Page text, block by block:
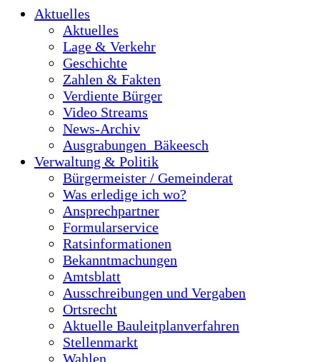
Aktuelles
Aktuelles
Lage & Verkehr
Geschichte
Zahlen & Fakten
Verdiente Bürger
Video Streams
News-Archiv
Ausgrabungen_Bäkeesch
Verwaltung & Politik
Bürgermeister / Gemeinderat
Was erledige ich wo?
Ansprechpartner
Formularservice
Ratsinformationen
Bekanntmachungen
Amtsblatt
Ausschreibungen und Vergaben
Ortsrecht
Aktuelle Bauleitplanverfahren
Stellenmarkt
Wahlen